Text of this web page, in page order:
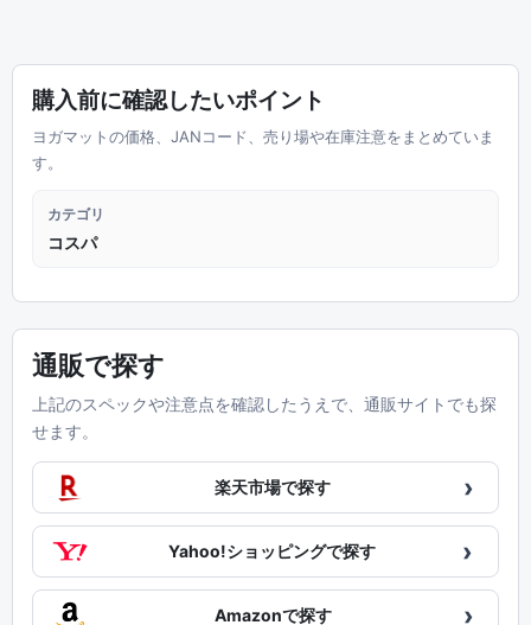
購入前に確認したいポイント
ヨガマットの価格、JANコード、売り場や在庫注意をまとめていま
す。
カテゴリ
コスパ
通販で探す
上記のスペックや注意点を確認したうえで、通販サイトでも探
せます。
楽天市場で探す ›
Yahoo!ショッピングで探す ›
Amazonで探す ›